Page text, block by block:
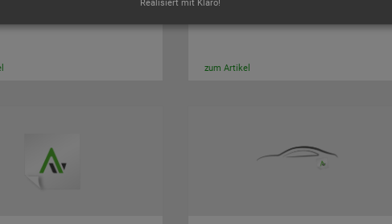
Zulassung
zum Artikel
Realisiert mit Klaro!